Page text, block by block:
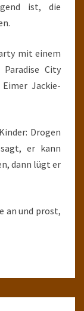
ist, die
mit einem
City
Jackie-
Drogen
er kann
dann lügt er
an und prost,